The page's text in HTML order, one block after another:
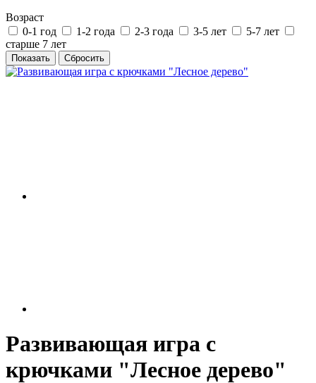
Возраст
0-1 год
1-2 года 2-3 года 3-5 лет
5-7 лет
старше 7 лет
Развивающая игра с
крючками "Лесное дерево"